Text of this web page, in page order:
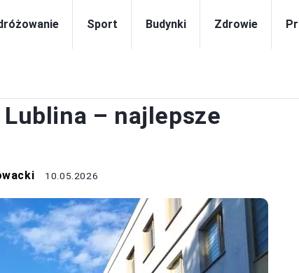
Sport Budynki Zdrowie
– najlepsze
10.05.2026